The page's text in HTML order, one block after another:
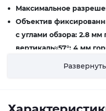
Максимальное
Объектив
с углами обзора: 2.8 мм
вертикаль≈57°; 4 мм